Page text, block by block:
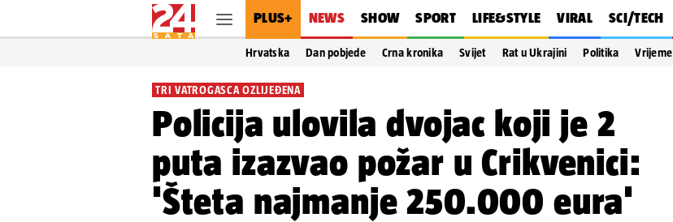
PLUS+ NEWS SHOW SPORT LIFE&STYLE VIRAL SCI/TECH
Hrvatska Dan pobjede Crna kronika Svijet Rat u Ukrajini Politika Vrijeme
TRI VATROGASCA OZLIJEĐENA
Policija ulovila dvojac koji je 2
puta izazvao požar u Crikvenici:
'Šteta najmanje 250.000 eura'